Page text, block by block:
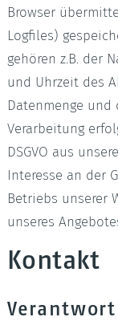
Browser
Logfiles)
gehören z.B. der
und Uhrzeit des
Datenmenge und
Verarbeitung
DSGVO aus
Interesse an der
Betriebs unserer
unseres
Kontakt